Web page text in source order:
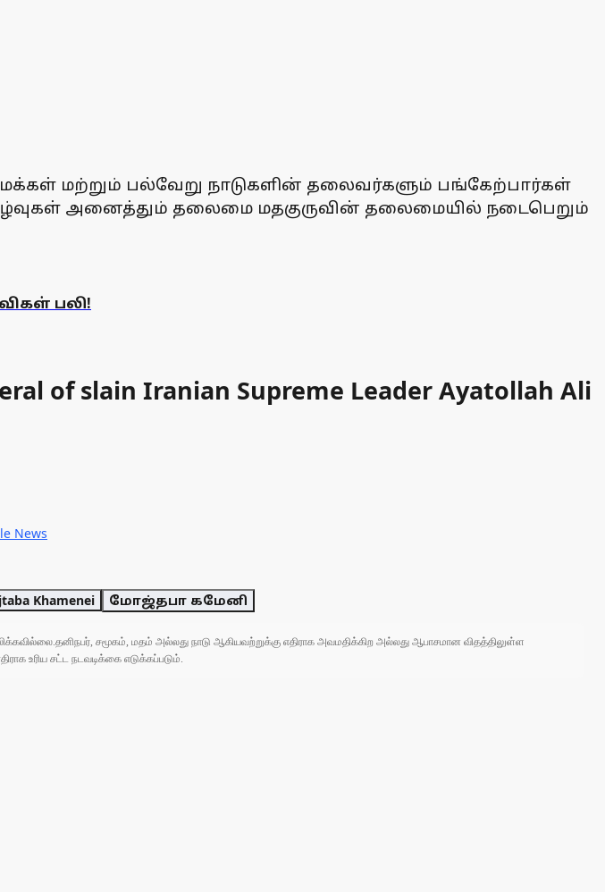
மற்றும் பல்வேறு நாடுகளின் தலைவர்களும் பங்கேற்பார்கள்
அனைத்தும் தலைமை மதகுருவின் தலைமையில் நடைபெறும்
பலி!
of slain Iranian Supreme Leader Ayatollah Ali
News
Khamenei மோஜ்தபா கமேனி
சமூகம், மதம் அல்லது நாடு ஆகியவற்றுக்கு எதிராக அவமதிக்கிற அல்லது ஆபாசமான விதத்திலுள்ள
உரிய சட்ட நடவடிக்கை எடுக்கப்படும்.